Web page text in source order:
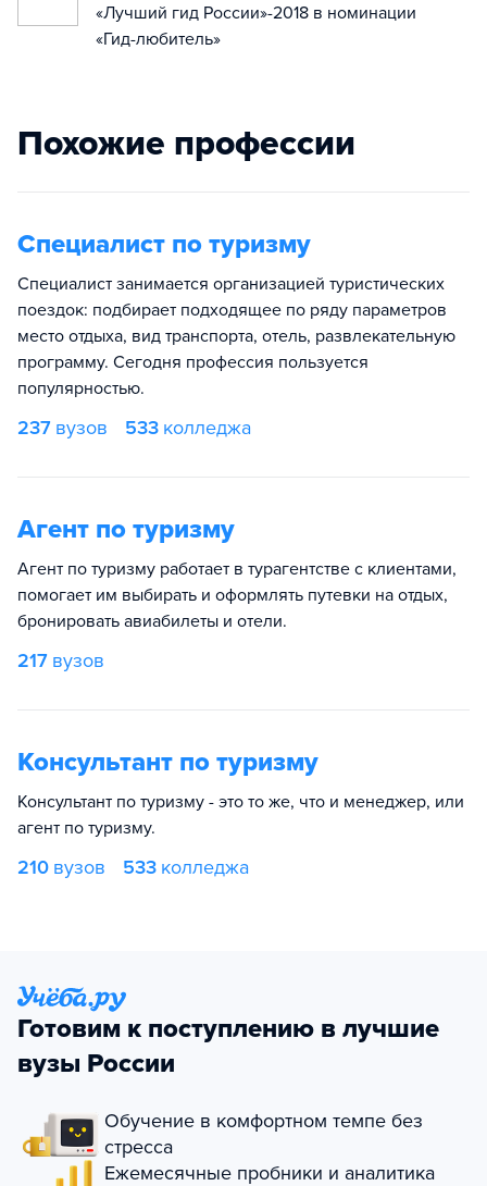
«Лучший гид России»-2018 в номинации
«Гид-любитель»
Похожие профессии
Специалист по туризму
Специалист занимается организацией туристических
поездок: подбирает подходящее по ряду параметров
место отдыха, вид транспорта, отель, развлекательную
программу. Сегодня профессия пользуется
популярностью.
237 вузов 533 колледжа
Агент по туризму
Агент по туризму работает в турагентстве с клиентами,
помогает им выбирать и оформлять путевки на отдых,
бронировать авиабилеты и отели.
217 вузов
Консультант по туризму
Консультант по туризму - это то же, что и менеджер, или
агент по туризму.
210 вузов 533 колледжа
Готовим к поступлению в лучшие
вузы России
Обучение в комфортном темпе без
стресса
Ежемесячные пробники и аналитика